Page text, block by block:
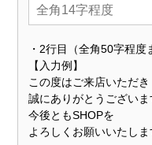
・2行目（全角50字程度
【入力例】
この度はご来店いただき
誠にありがとうございま
今後ともSHOPを
よろしくお願いいたしま